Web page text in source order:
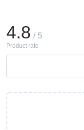
4.8 / 5
Product rate